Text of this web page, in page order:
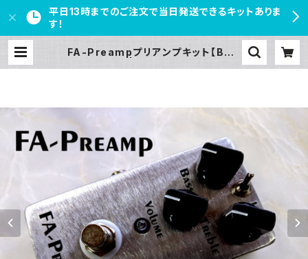
平日13時までのご注文で当日発送できるキットありま
す！
FA-Preampプリアンプキット【BAS